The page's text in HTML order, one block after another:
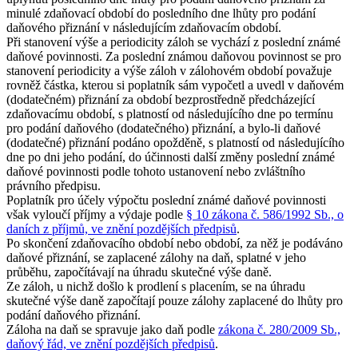
minulé zdaňovací období do posledního dne lhůty pro podání
daňového přiznání v následujícím zdaňovacím období.
Při stanovení výše a periodicity záloh se vychází z poslední známé
daňové povinnosti. Za poslední známou daňovou povinnost se pro
stanovení periodicity a výše záloh v zálohovém období považuje
rovněž částka, kterou si poplatník sám vypočetl a uvedl v daňovém
(dodatečném) přiznání za období bezprostředně předcházející
zdaňovacímu období, s platností od následujícího dne po termínu
pro podání daňového (dodatečného) přiznání, a bylo-li daňové
(dodatečné) přiznání podáno opožděně, s platností od následujícího
dne po dni jeho podání, do účinnosti další změny poslední známé
daňové povinnosti podle tohoto ustanovení nebo zvláštního
právního předpisu.
Poplatník pro účely výpočtu poslední známé daňové povinnosti
však vyloučí příjmy a výdaje podle § 10 zákona č. 586/1992 Sb., o
daních z příjmů, ve znění pozdějších předpisů.
Po skončení zdaňovacího období nebo období, za něž je podáváno
daňové přiznání, se zaplacené zálohy na daň, splatné v jeho
průběhu, započítávají na úhradu skutečné výše daně.
Ze záloh, u nichž došlo k prodlení s placením, se na úhradu
skutečné výše daně započítají pouze zálohy zaplacené do lhůty pro
podání daňového přiznání.
Záloha na daň se spravuje jako daň podle zákona č. 280/2009 Sb.,
daňový řád, ve znění pozdějších předpisů.